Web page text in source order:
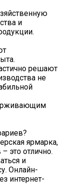
и
решают
не
ярмарка,
это отлично.
и
Онлайн-
интернет-